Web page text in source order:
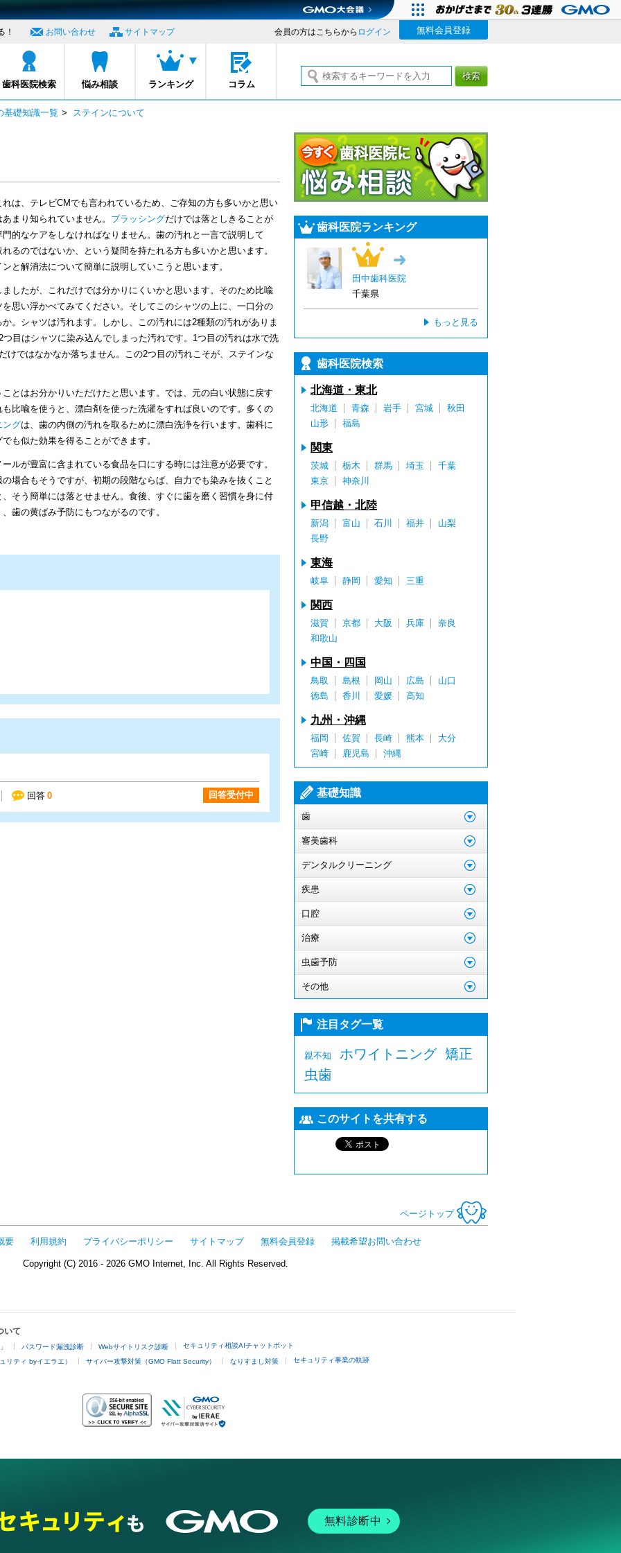
！
ロナビ
歯科医院検索 悩み相談 ランキング コラム
お問い合わせ サイトマップ 会員の方はこちらから ログイン 無料会員登録
検索
基礎知識一覧 > ステインについて
は、テレビCMでも言われているため、ご存知の方も多いかと思い
まり知られていません。 ブラッシングだけでは落としきることが
門的なケアをしなければなりません。歯の汚れと一言で説明して
るのではないか、という疑問を持たれる方も多いかと思います。
と解消法について簡単に説明していこうと思います。
したが、これだけでは分かりにくいかと思います。そのため比喩
思い浮かべてみてください。そしてこのシャツの上に、一口分の
。シャツは汚れます。しかし、この汚れには2種類の汚れがありま
目はシャツに染み込んでしまった汚れです。1つ目の汚れは水で洗
けではなかなか落ちません。この2つ目の汚れこそが、ステインな
とはお分かりいただけたと思います。では、元の白い状態に戻す
比喩を使うと、漂白剤を使った洗濯をすれば良いのです。多くの
ングは、歯の内側の汚れを取るために漂白洗浄を行います。歯科に
も似た効果を得ることができます。
ルが豊富に含まれている食品を口にする時には注意が必要です。
場合もそうですが、初期の段階ならば、自力でも染みを抜くこと
そう簡単には落とせません。食後、すぐに歯を磨く習慣を身に付
歯の黄ばみ予防にもつながるのです。
回答 0 回答受付中
歯科医院ランキング
田中歯科医院
千葉県
もっと見る
歯科医院検索
北海道・東北
北海道 青森 岩手 宮城
秋田
山形
福島
関東
茨城 栃木 群馬 埼玉
千葉
東京
神奈川
甲信越・北陸
新潟 富山 石川 福井
山梨
長野
東海
岐阜 静岡 愛知 三重
関西
滋賀 京都 大阪 兵庫
奈良
和歌山
中国・四国
鳥取 島根 岡山 広島
山口
徳島
香川 愛媛 高知
九州・沖縄
福岡 佐賀 長崎 熊本
大分
宮崎
鹿児島 沖縄
基礎知識
歯
審美歯科
デンタルクリーニング
疾患
口腔
治療
虫歯予防
その他
注目タグ一覧
親不知 ホワイトニング 矯正
虫歯
このサイトを共有する
ページトップ
要 利用規約 プライバシーポリシー サイトマップ 無料会員登録 掲載希望お問い合わせ
Copyright (C) 2016 - 2026 GMO Internet, Inc. All Rights Reserved.
いて
パスワード漏洩診断 Webサイトリスク診断 セキュリティ相談AIチャットボット
リティ byイエラエ） サイバー攻撃対策（GMO Flatt Security） なりすまし対策 セキュリティ事業の軌跡
無料診断中